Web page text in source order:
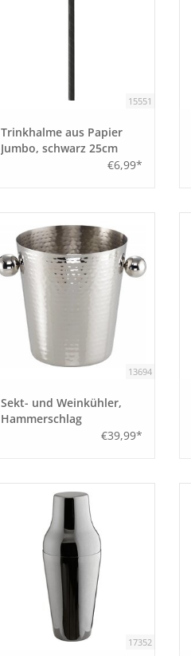
15551
Trinkhalme aus Papier
Jumbo, schwarz 25cm
€6,99*
13694
Sekt- und Weinkühler,
Hammerschlag
€39,99*
17352